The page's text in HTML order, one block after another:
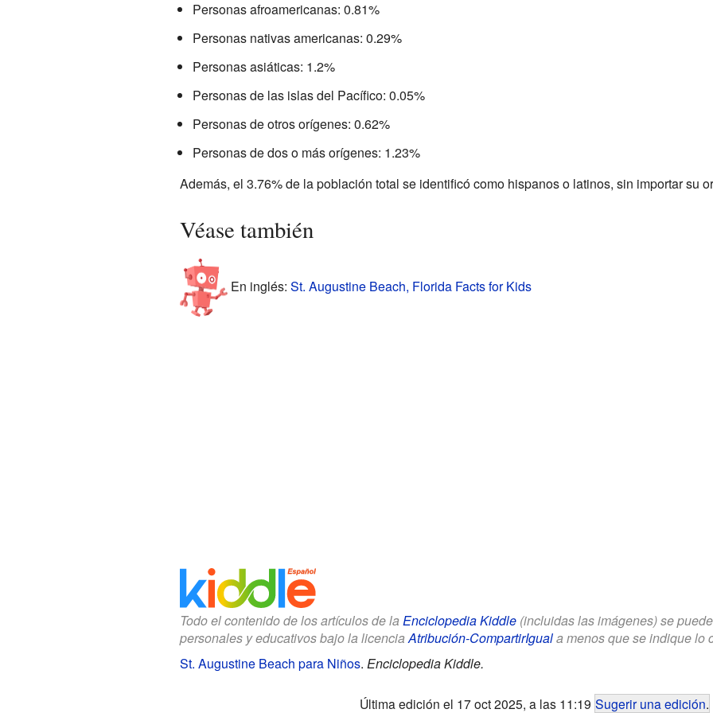
Personas afroamericanas: 0.81%
Personas nativas americanas: 0.29%
Personas asiáticas: 1.2%
Personas de las islas del Pacífico: 0.05%
Personas de otros orígenes: 0.62%
Personas de dos o más orígenes: 1.23%
Además, el 3.76% de la población total se identificó como hispanos o latinos, sin importar su
Véase también
En inglés: St. Augustine Beach, Florida Facts for Kids
Todo el contenido de los artículos de la Enciclopedia Kiddle(incluidas las imágenes) se
personales y educativos bajo la licenciaAtribución-CompartirIguala menos que se indique lo
St. Augustine Beach para Niños. Enciclopedia Kiddle.
Última edición el 17 oct 2025, a las 11:19 Sugerir una edición.